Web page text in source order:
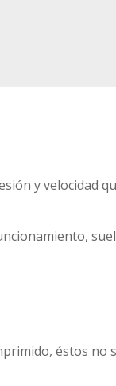
y velocidad
éstos